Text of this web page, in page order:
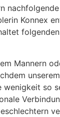
Konnex
Mannern
wenigkeit so